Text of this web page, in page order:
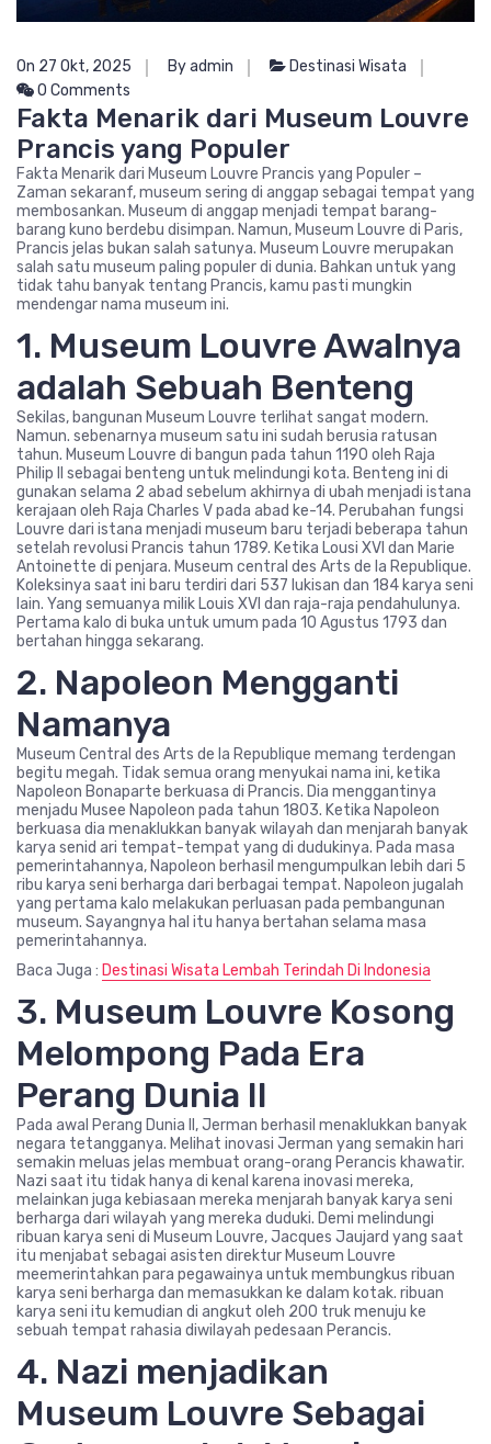
On 27 Okt, 2025 By admin
Destinasi Wisata
0 Comments
Fakta Menarik dari Museum Louvre
Prancis yang Populer
Fakta Menarik dari Museum Louvre Prancis yang Populer –
Zaman sekaranf, museum sering di anggap sebagai tempat yang
membosankan. Museum di anggap menjadi tempat barang-
barang kuno berdebu disimpan. Namun, Museum Louvre di Paris,
Prancis jelas bukan salah satunya. Museum Louvre merupakan
salah satu museum paling populer di dunia. Bahkan untuk yang
tidak tahu banyak tentang Prancis, kamu pasti mungkin
mendengar nama museum ini.
1. Museum Louvre Awalnya
adalah Sebuah Benteng
Sekilas, bangunan Museum Louvre terlihat sangat modern.
Namun. sebenarnya museum satu ini sudah berusia ratusan
tahun. Museum Louvre di bangun pada tahun 1190 oleh Raja
Philip II sebagai benteng untuk melindungi kota. Benteng ini di
gunakan selama 2 abad sebelum akhirnya di ubah menjadi istana
kerajaan oleh Raja Charles V pada abad ke-14. Perubahan fungsi
Louvre dari istana menjadi museum baru terjadi beberapa tahun
setelah revolusi Prancis tahun 1789. Ketika Lousi XVI dan Marie
Antoinette di penjara. Museum central des Arts de la Republique.
Koleksinya saat ini baru terdiri dari 537 lukisan dan 184 karya seni
lain. Yang semuanya milik Louis XVI dan raja-raja pendahulunya.
Pertama kalo di buka untuk umum pada 10 Agustus 1793 dan
bertahan hingga sekarang.
2. Napoleon Mengganti
Namanya
Museum Central des Arts de la Republique memang terdengan
begitu megah. Tidak semua orang menyukai nama ini, ketika
Napoleon Bonaparte berkuasa di Prancis. Dia menggantinya
menjadu Musee Napoleon pada tahun 1803. Ketika Napoleon
berkuasa dia menaklukkan banyak wilayah dan menjarah banyak
karya senid ari tempat-tempat yang di dudukinya. Pada masa
pemerintahannya, Napoleon berhasil mengumpulkan lebih dari 5
ribu karya seni berharga dari berbagai tempat. Napoleon jugalah
yang pertama kalo melakukan perluasan pada pembangunan
museum. Sayangnya hal itu hanya bertahan selama masa
pemerintahannya.
Baca Juga : Destinasi Wisata Lembah Terindah Di Indonesia
3. Museum Louvre Kosong
Melompong Pada Era
Perang Dunia II
Pada awal Perang Dunia II, Jerman berhasil menaklukkan banyak
negara tetangganya. Melihat inovasi Jerman yang semakin hari
semakin meluas jelas membuat orang-orang Perancis khawatir.
Nazi saat itu tidak hanya di kenal karena inovasi mereka,
melainkan juga kebiasaan mereka menjarah banyak karya seni
berharga dari wilayah yang mereka duduki. Demi melindungi
ribuan karya seni di Museum Louvre, Jacques Jaujard yang saat
itu menjabat sebagai asisten direktur Museum Louvre
meemerintahkan para pegawainya untuk membungkus ribuan
karya seni berharga dan memasukkan ke dalam kotak. ribuan
karya seni itu kemudian di angkut oleh 200 truk menuju ke
sebuah tempat rahasia diwilayah pedesaan Perancis.
4. Nazi menjadikan
Museum Louvre Sebagai